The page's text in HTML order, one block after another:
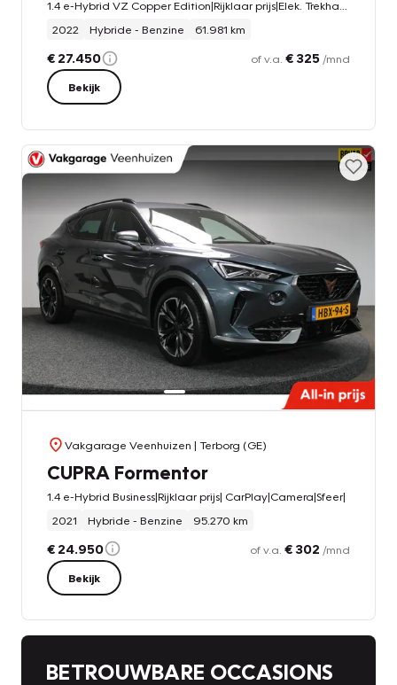
2022
Hybride - Benzine 61.981 km
€ 27.450 of v.a. € 325 /mnd
Bekijk
Vakgarage Veenhuizen | Terborg (GE)
CUPRA Formentor
1.4 e-Hybrid Business|Rijklaar prijs| CarPlay|Camera|Sfeer|
2021
Hybride - Benzine 95.270 km
€ 24.950 of v.a. € 302 /mnd
Bekijk
BETROUWBARE OCCASIONS